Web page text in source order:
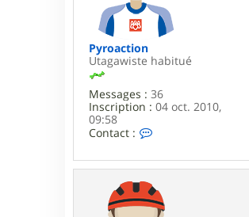
G
o
u
c
Pyroaction
Utagawiste habitué
Messages : 36
Inscription : 04 oct. 2010,
09:58
Contact :
n
t
c
t